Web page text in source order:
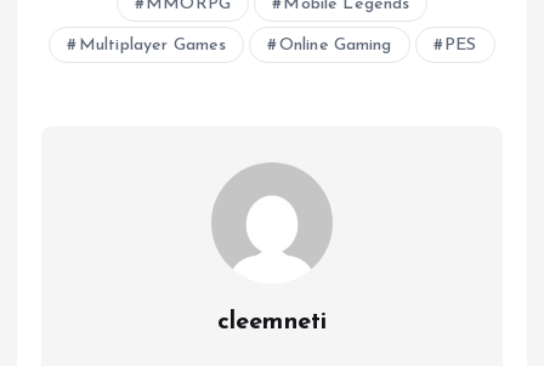
MMORPG Mobile Legends
Multiplayer Games Online Gaming PES
cleemneti